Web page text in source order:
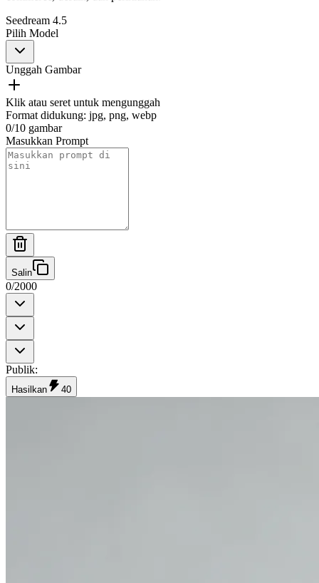
Seedream 4.5
Pilih Model
Unggah Gambar
Klik atau seret untuk mengunggah
Format didukung: jpg, png, webp
0/10 gambar
Masukkan Prompt
Salin
0/2000
Publik:
Hasilkan 40